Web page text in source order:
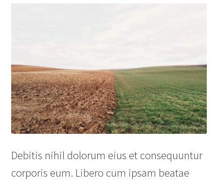
Debitis nihil dolorum eius et consequuntur
corporis eum. Libero cum ipsam beatae